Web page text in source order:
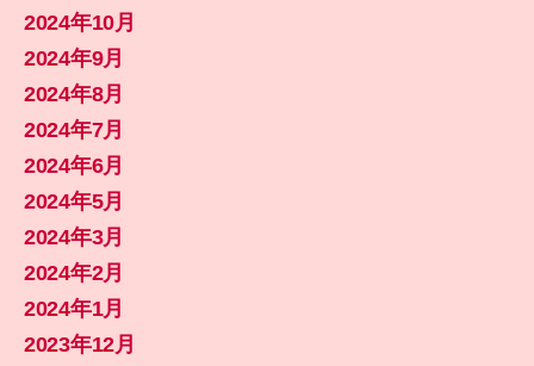
2024年10月
2024年9月
2024年8月
2024年7月
2024年6月
2024年5月
2024年3月
2024年2月
2024年1月
2023年12月